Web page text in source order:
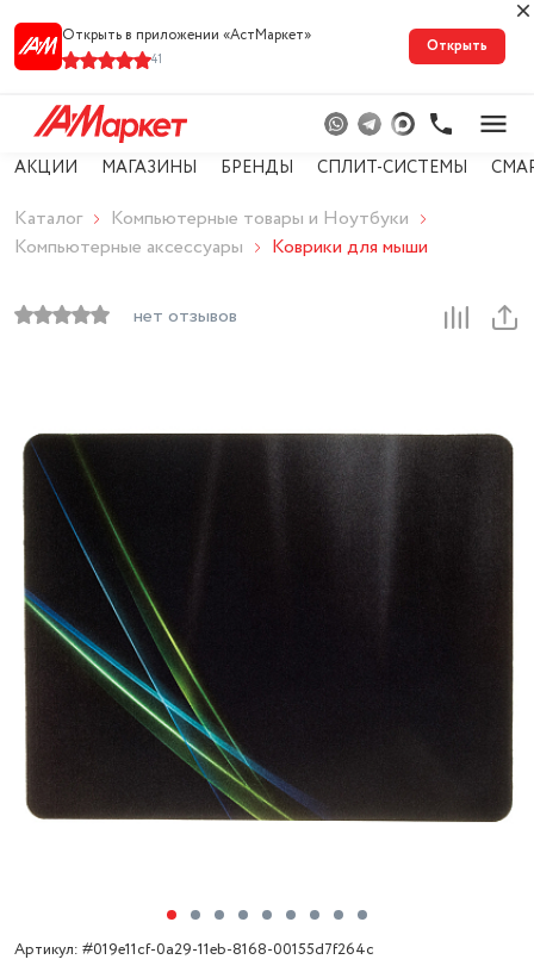
Открыть в приложении «АстМарке‪т‬»
41
Открыть
АКЦИИ МАГАЗИНЫ БРЕНДЫ СПЛИТ-СИСТЕМЫ
Каталог
Компьютерные товары и Ноутбуки
Компьютерные аксессуары
Коврики для мыши
нет отзывов
Артикул: #019e11cf-0a29-11eb-8168-00155d7f264c